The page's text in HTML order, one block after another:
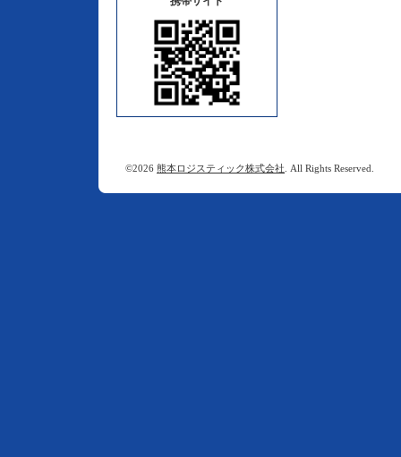
©2026 熊本ロジスティック株式会社 . All Rights Reserved.